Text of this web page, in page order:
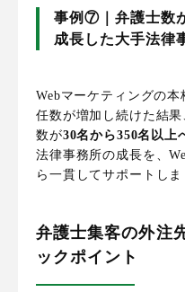
事例⑦｜弁護士数
成長した大手法律
Webマーケティングの
任数が増加し続けた結
数が30名から350名以上
法律事務所の成長を、
ら一貫してサポートしま
弁護士集客の外注
ックポイント